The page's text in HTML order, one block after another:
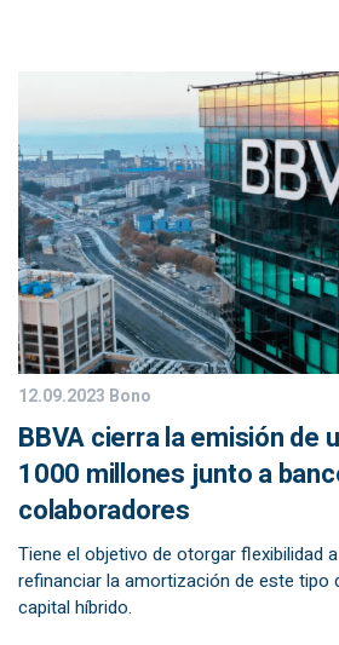
12.09.2023 Bono
BBVA cierra la emisión de
1000 millones junto a
colaboradores
Tiene el objetivo de otorgar flexibilidad
refinanciar la amortización de este tipo
capital híbrido.